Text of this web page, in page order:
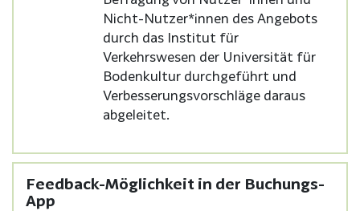
Nicht-Nutzer*innen des Angebots
durch das Institut für
Verkehrswesen der Universität für
Bodenkultur durchgeführt und
Verbesserungsvorschläge daraus
abgeleitet.
Feedback-Möglichkeit in der Buchungs-
App